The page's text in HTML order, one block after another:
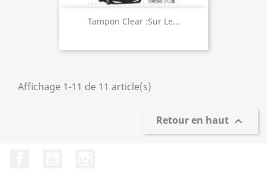
Tampon Clear :Sur Le...
Affichage 1-11 de 11 article(s)
Retour en haut 